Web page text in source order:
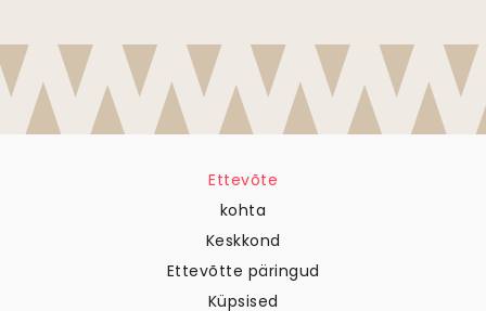
Ettevõte
kohta
Keskkond
Ettevõtte päringud
Küpsised